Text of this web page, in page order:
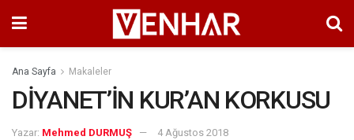
Ana Sayfa Makaleler
DİYANET’İN KUR’AN KORKUSU
Yazar: Mehmed DURMUŞ 4 Ağustos 2018